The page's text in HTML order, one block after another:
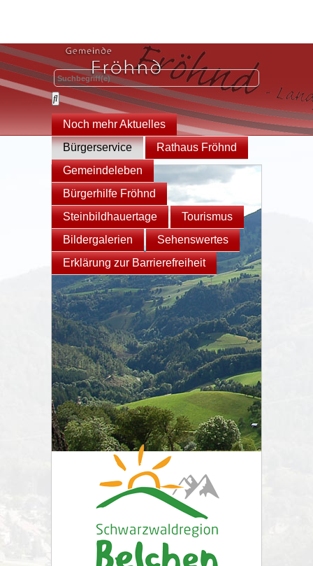
Noch mehr Aktuelles
Bürgerservice
Rathaus Fröhnd
Gemeindeleben
Bürgerhilfe Fröhnd
Steinbildhauertage
Tourismus
Bildergalerien
Sehenswertes
Erklärung zur Barrierefreiheit